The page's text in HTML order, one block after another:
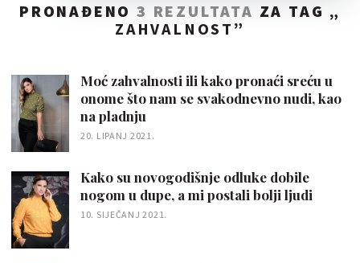
PRONAĐENO 3 REZULTATA ZA TAG „
ZAHVALNOST ”
Moć zahvalnosti ili kako pronaći sreću u
onome što nam se svakodnevno nudi, kao
na pladnju
20. LIPANJ 2021.
Kako su novogodišnje odluke dobile
nogom u dupe, a mi postali bolji ljudi
10. SIJEČANJ 2021.